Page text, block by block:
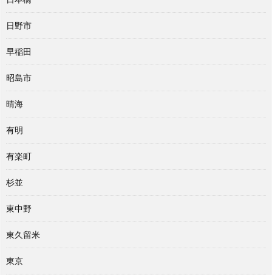
日野市
早稲田
昭島市
晴海
有明
有楽町
杉並
東中野
東久留米
東京